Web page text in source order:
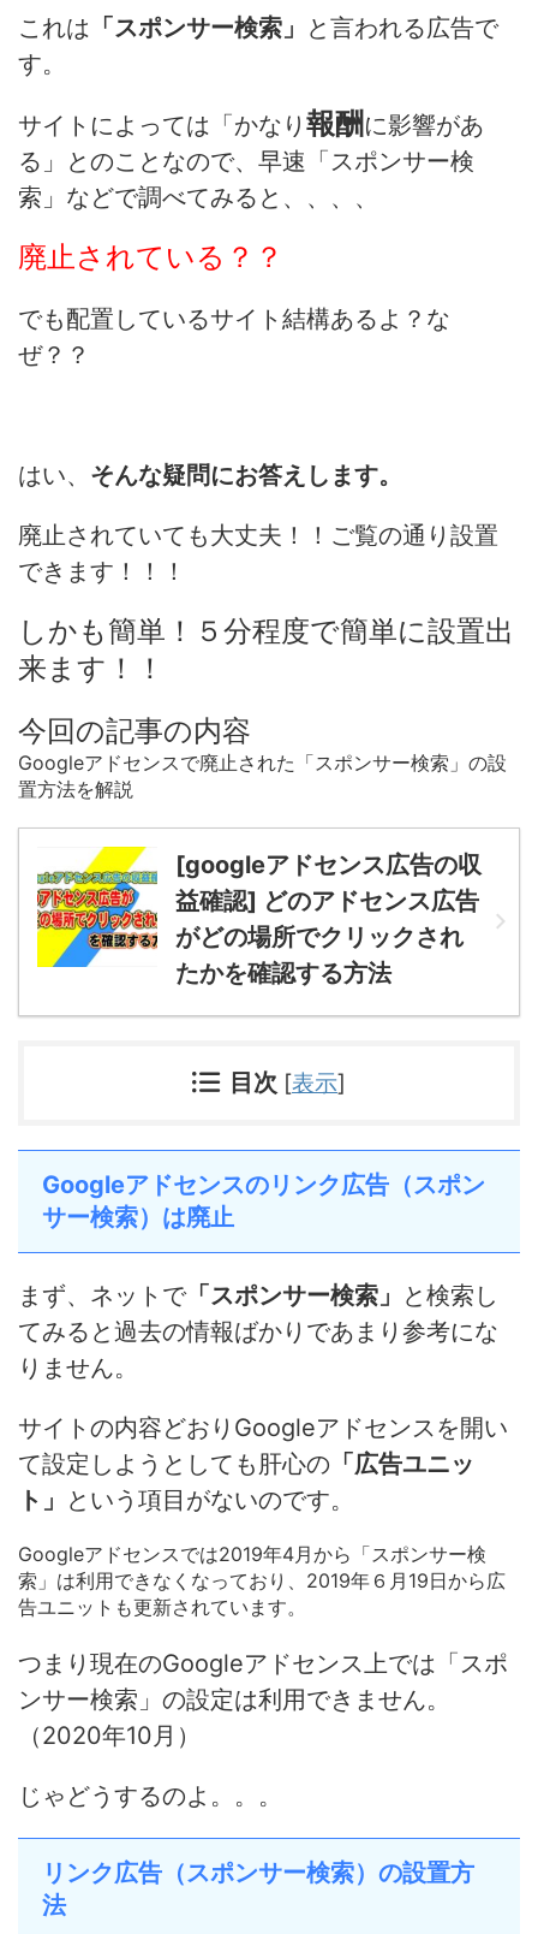
これは 「スポンサー検索」 と言われる広告で
す。
サイトによっては 「かなり 報酬 に影響があ
る」
とのことなので、早速「スポンサー検
索」などで調べてみると、、、、
廃止されている？？
でも配置しているサイト結構あるよ？な
ぜ？？
はい、 そんな疑問にお答えします。
廃止されていても大丈夫！！ご覧の通り設置
できます！！！
しかも簡単！ ５分程度で簡単に設置出
来ます！！
今回の記事の内容
Googleアドセンスで廃止された「スポンサー検索」の設
置方法を解説
[googleアドセンス広告の収
益確認] どのアドセンス広告
がどの場所でクリックされ
たかを確認する方法
目次 [表示]
Googleアドセンスのリンク広告（スポン
サー検索）は廃止
まず、ネットで「スポンサー検索」 と検索し
てみると過去の情報ばかりであまり参考にな
りません。
サイトの内容どおりGoogleアドセンスを開い
て設定しようとしても肝心の 「広告ユニッ
ト」 という項目がないのです。
Googleアドセンスでは2019年4月から「スポンサー検
索」は利用できなくなっており、2019年６月19日から広
告ユニットも更新されています。
つまり現在のGoogleアドセンス上では「スポ
ンサー検索」の設定は利用できません。
（2020年10月）
じゃどうするのよ。。。
リンク広告（スポンサー検索）の設置方
法